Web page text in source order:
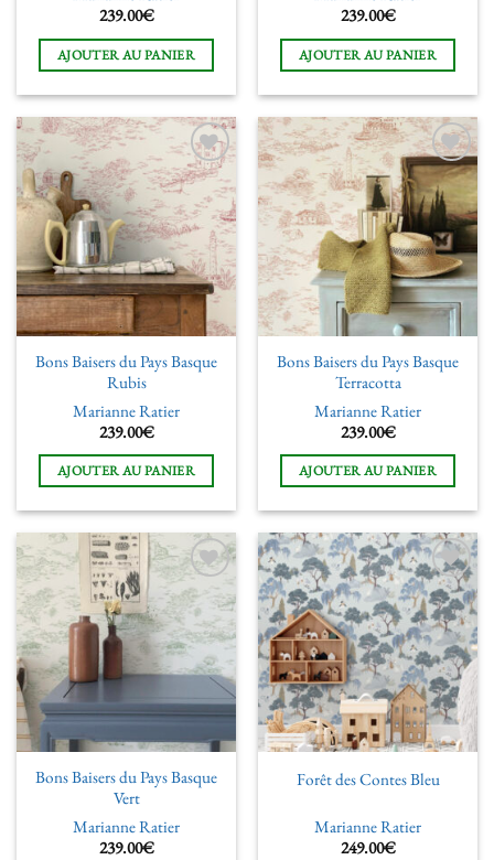
239.00€
AJOUTER AU PANIER
239.00€
AJOUTER AU PANIER
Ajouter
à la liste
de
souhaits
Bons Baisers du Pays Basque
Rubis
Marianne Ratier
239.00€
AJOUTER AU PANIER
Ajouter
à la liste
de
souhaits
Bons Baisers du Pays Basque
Terracotta
Marianne Ratier
239.00€
AJOUTER AU PANIER
Ajouter
à la liste
de
souhaits
Bons Baisers du Pays Basque
Vert
Marianne Ratier
239.00€
Ajouter
à la liste
de
souhaits
Forêt des Contes Bleu
Marianne Ratier
249.00€